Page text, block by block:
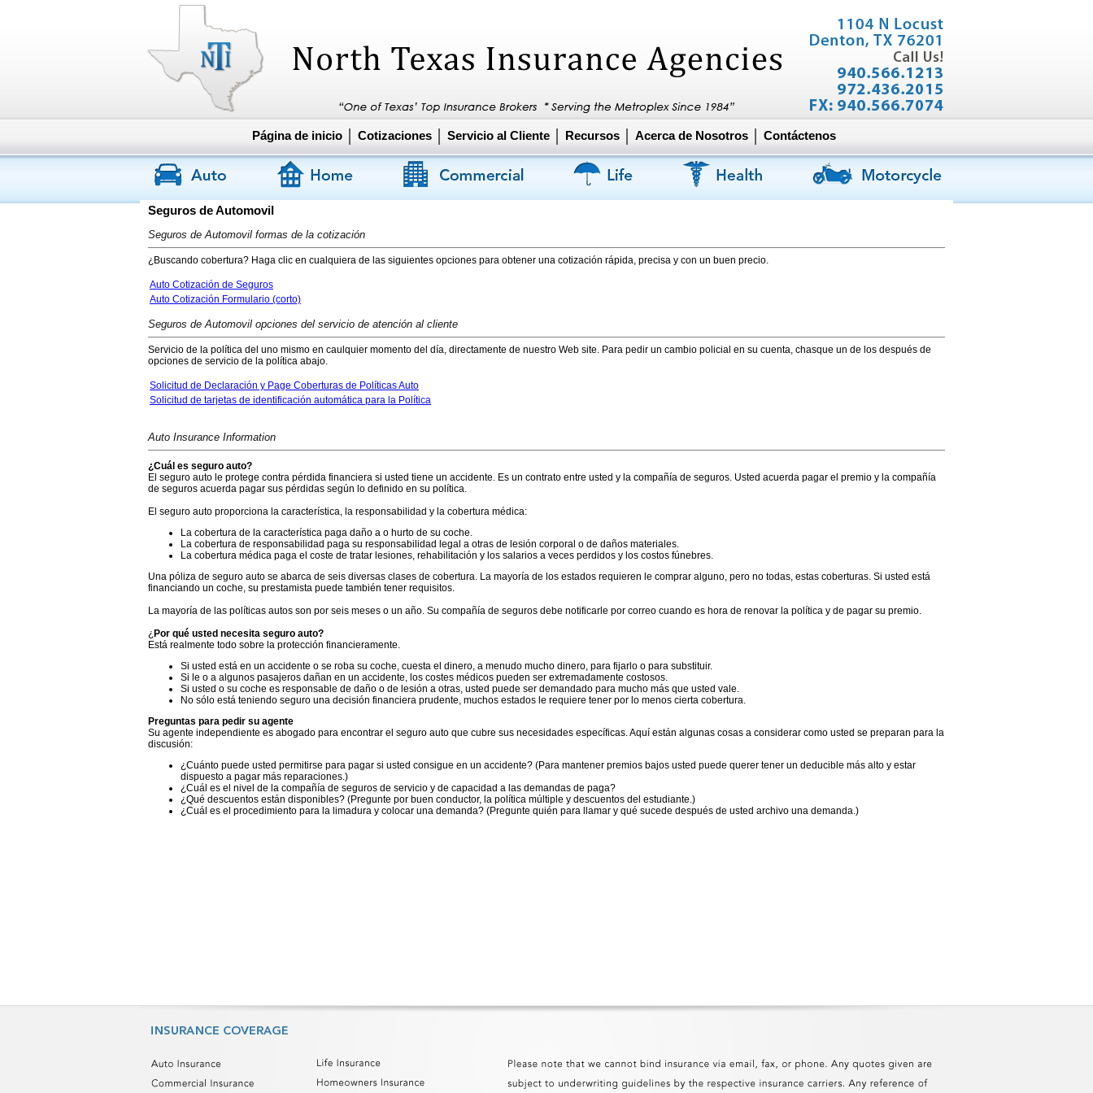
Página de inicio Cotizaciones Servicio al Cliente Recursos Acerca de Nosotros Contáctenos
Seguros de Automovil
Seguros de Automovil formas de la cotización
¿Buscando cobertura? Haga clic en cualquiera de las siguientes opciones para obtener una cotización rápida, precisa y con un buen precio.
Auto Cotización de Seguros
Auto Cotización Formulario (corto)
Seguros de Automovil opciones del servicio de atención al cliente
Servicio de la política del uno mismo en caulquier momento del día, directamente de nuestro Web site. Para pedir un cambio policial en su cuenta, chasque un de los después de
opciones de servicio de la política abajo.
Solicitud de Declaración y Page Coberturas de Políticas Auto
Solicitud de tarjetas de identificación automática para la Política
Auto Insurance Information
¿Cuál es seguro auto?
El seguro auto le protege contra pérdida financiera si usted tiene un accidente. Es un contrato entre usted y la compañía de seguros. Usted acuerda pagar el premio y la compañía
de seguros acuerda pagar sus pérdidas según lo definido en su política.
El seguro auto proporciona la característica, la responsabilidad y la cobertura médica:
La cobertura de la característica paga daño a o hurto de su coche.
La cobertura de responsabilidad paga su responsabilidad legal a otras de lesión corporal o de daños materiales.
La cobertura médica paga el coste de tratar lesiones, rehabilitación y los salarios a veces perdidos y los costos fúnebres.
Una póliza de seguro auto se abarca de seis diversas clases de cobertura. La mayoría de los estados requieren le comprar alguno, pero no todas, estas coberturas. Si usted está
financiando un coche, su prestamista puede también tener requisitos.
La mayoría de las políticas autos son por seis meses o un año. Su compañía de seguros debe notificarle por correo cuando es hora de renovar la política y de pagar su premio.
¿Por qué usted necesita seguro auto?
Está realmente todo sobre la protección financieramente.
Si usted está en un accidente o se roba su coche, cuesta el dinero, a menudo mucho dinero, para fijarlo o para substituir.
Si le o a algunos pasajeros dañan en un accidente, los costes médicos pueden ser extremadamente costosos.
Si usted o su coche es responsable de daño o de lesión a otras, usted puede ser demandado para mucho más que usted vale.
No sólo está teniendo seguro una decisión financiera prudente, muchos estados le requiere tener por lo menos cierta cobertura.
Preguntas para pedir su agente
Su agente independiente es abogado para encontrar el seguro auto que cubre sus necesidades específicas. Aquí están algunas cosas a considerar como usted se preparan para la
discusión:
¿Cuánto puede usted permitirse para pagar si usted consigue en un accidente? (Para mantener premios bajos usted puede querer tener un deducible más alto y estar
dispuesto a pagar más reparaciones.)
¿Cuál es el nivel de la compañía de seguros de servicio y de capacidad a las demandas de paga?
¿Qué descuentos están disponibles? (Pregunte por buen conductor, la política múltiple y descuentos del estudiante.)
¿Cuál es el procedimiento para la limadura y colocar una demanda? (Pregunte quién para llamar y qué sucede después de usted archivo una demanda.)